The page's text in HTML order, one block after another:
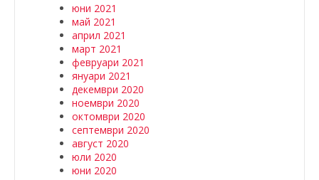
юни 2021
май 2021
април 2021
март 2021
февруари 2021
януари 2021
декември 2020
ноември 2020
октомври 2020
септември 2020
август 2020
юли 2020
юни 2020